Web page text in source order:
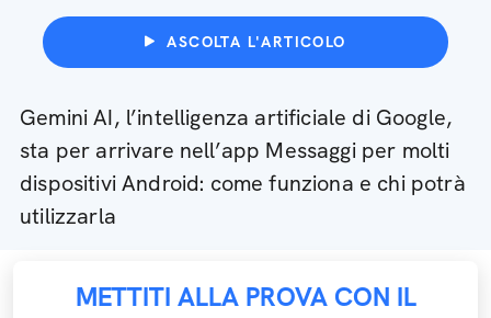
ASCOLTA L'ARTICOLO
Gemini AI, l’intelligenza artificiale di Google,
sta per arrivare nell’app Messaggi per molti
dispositivi Android: come funziona e chi potrà
utilizzarla
METTITI ALLA PROVA CON IL